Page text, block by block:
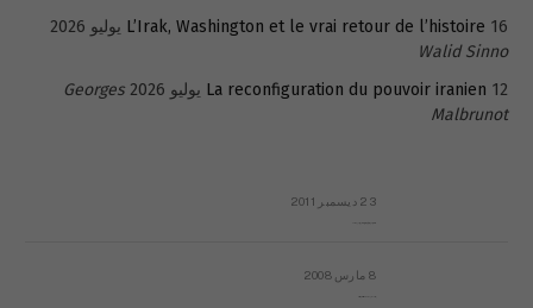
L’Irak, Washington et le vrai retour de l’histoire 16 يوليو 2026
Walid Sinno
La reconfiguration du pouvoir iranien 12 يوليو 2026
Georges
Malbrunot
23 ديسمبر 2011
8 مارس 2008